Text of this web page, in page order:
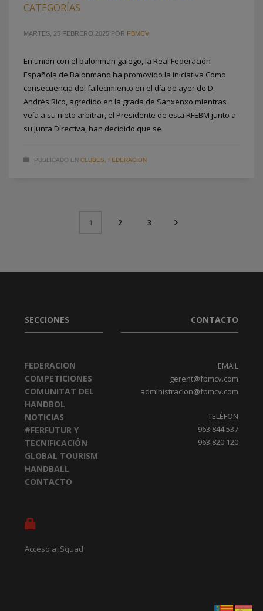
CATEGORÍAS
MARTES, 25 FEBRERO 2025 POR FBMCV
En unión con el balonman galego, la Real Federación
Española de Balonmano ha promovido la iniciativa Como
consecuencia del fallecimiento en el día de ayer de D.
Andrés Rico, agredido en la grada de Sanxenxo mientras
veía a su nieto arbitrar, el Presidente de esta RFEBM junto a
su Junta Directiva, han decidido que se
PUBLICADO EN CLUBES FEDERACION
1 2 3
SECCIONES
FEDERACION
COMPETICIONES
COMUNITAT DEL
HANDBOL
NOTICIAS
#FERFUTUR Y
TECNIFICACIÓN
GLOBAL TOURISM
HANDBALL
CONTACTO
Acceso a iSquad
CONTACTO
EMAIL
gerent@fbmcv.com
administracion@fbmcv.com
TELÈFON
963 844 537
963 820 120